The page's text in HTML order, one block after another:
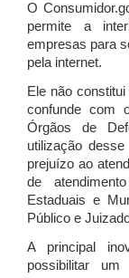
O
permite a
empresas para
pela internet.
Ele não
confunde com
Órgãos de
utilização
prejuízo ao
de
Estaduais e
Público e
A principal
possibilitar